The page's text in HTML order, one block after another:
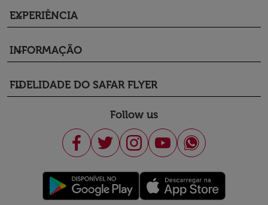
EXPERIÊNCIA
keyboard_arrow_down
INFORMAÇÃO
keyboard_arrow_down
FIDELIDADE DO SAFAR FLYER
keyboard_arrow_down
Follow us